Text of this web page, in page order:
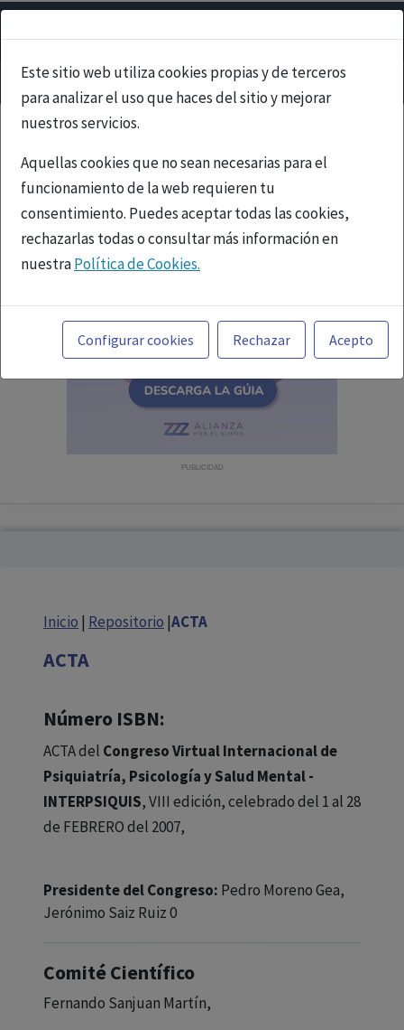
Este sitio web utiliza cookies propias y de terceros
para analizar el uso que haces del sitio y mejorar
nuestros servicios.
Aquellas cookies que no sean necesarias para el
funcionamiento de la web requieren tu
consentimiento. Puedes aceptar todas las cookies,
rechazarlas todas o consultar más información en
nuestraPolítica de Cookies.
Toda la información incluida en la Página Web está
referida a productos del mercado español y, por
tanto, dirigida a profesionales sanitarios legalmente
facultados para prescribir o dispensar medicamentos
con ejercicio profesional. La información técnica de los
fármacos se facilita a título meramente informativo,
Configurar cookies Rechazar Acepto
PUBLICIDAD
Inicio | Repositorio |ACTA
ACTA
Número ISBN:
ACTA del Congreso Virtual Internacional de
Psiquiatría, Psicología y Salud Mental -
INTERPSIQUIS, VIII edición, celebrado del 1 al 28
de FEBRERO del 2007,
Presidente del Congreso: Pedro Moreno Gea,
Jerónimo Saiz Ruiz 0
Comité Científico
Fernando Sanjuan Martín,